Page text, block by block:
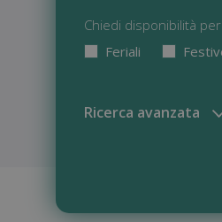
Chiedi disponibilità
Feriali
Ricerca avanzata